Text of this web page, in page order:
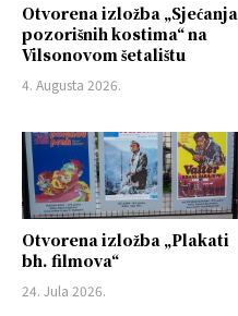
Otvorena izložba „Sjećanja
pozorišnih kostima“ na
Vilsonovom šetalištu
4. Augusta 2026.
Otvorena izložba „Plakati
bh. filmova“
24. Jula 2026.